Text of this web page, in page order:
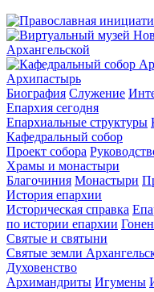
Архипастырь
Биография Служение
Епархия сегодня
Епархиальные структуры
Кафедральный собор
Проект собора
Храмы и монастыри
Благочиния Монастыри
История епархии
Историческая справка
по истории епархии
Святые и святыни
Святые земли
Духовенство
Архимандриты Игумены